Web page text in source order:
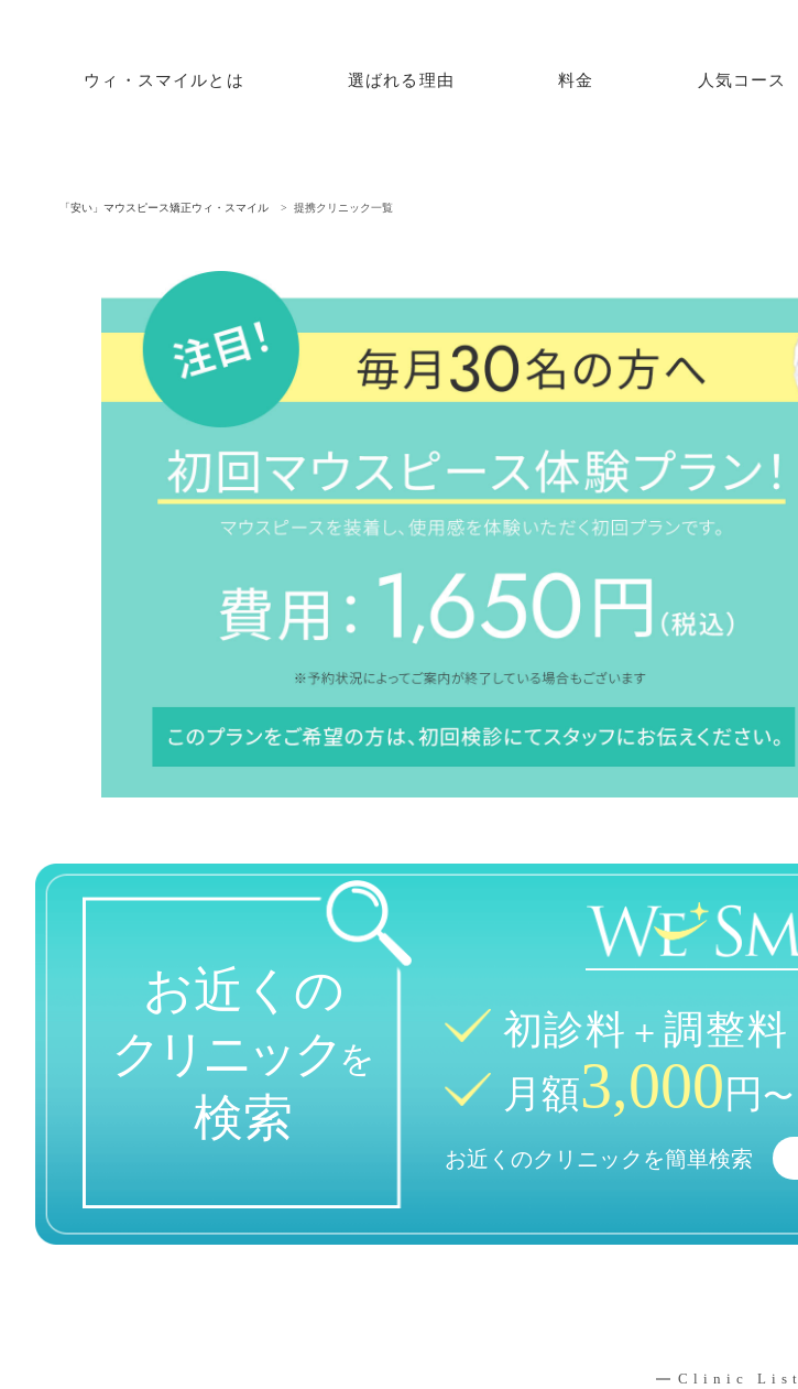
ウィ・スマイルとは 選ばれる理由 料金 人気コース
「安い」マウスピース矯正ウィ・スマイル 提携クリニック一覧
お近くの
クリニックを
検索
初診料 ＋調整料
月額3,000円〜
お近くのクリニックを簡単検索
Clinic List